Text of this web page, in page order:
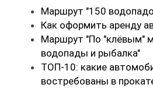
Маршрут "150
Как оформить аренду
Маршрут "По "клёвым"
водопады и рыбалка"
ТОП-10: какие
востребованы в